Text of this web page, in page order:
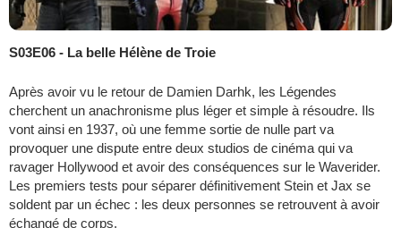
S03E06 - La belle Hélène de Troie
Après avoir vu le retour de Damien Darhk, les Légendes
cherchent un anachronisme plus léger et simple à résoudre. Ils
vont ainsi en 1937, où une femme sortie de nulle part va
provoquer une dispute entre deux studios de cinéma qui va
ravager Hollywood et avoir des conséquences sur le Waverider.
Les premiers tests pour séparer définitivement Stein et Jax se
soldent par un échec : les deux personnes se retrouvent à avoir
échangé de corps.